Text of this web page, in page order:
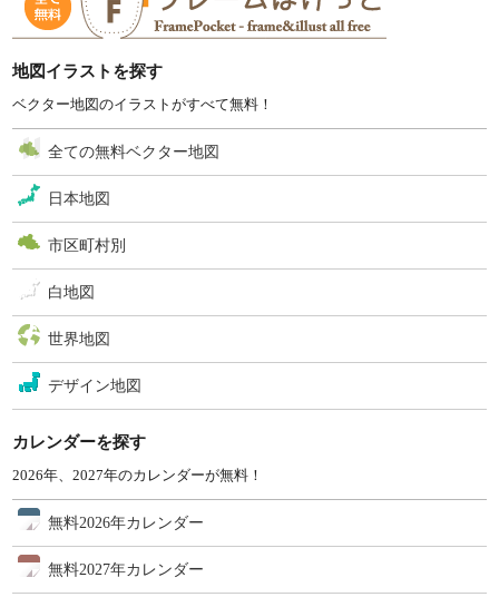
地図イラストを探す
ベクター地図のイラストがすべて無料！
全ての無料ベクター地図
日本地図
市区町村別
白地図
世界地図
デザイン地図
カレンダーを探す
2026年、2027年のカレンダーが無料！
無料2026年カレンダー
無料2027年カレンダー